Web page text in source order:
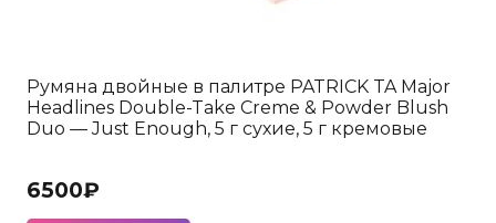
Румяна двойные в палитре PATRICK TA Major
Headlines Double-Take Creme & Powder Blush
Duo — Just Enough, 5 г сухие, 5 г кремовые
6500₽